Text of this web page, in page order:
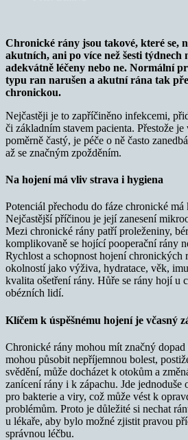
Chronické rány jsou takové, které se,
akutních, ani po více než šesti týdnech
adekvátně léčeny nebo ne. Normální
typu ran narušen a akutní rána tak
chronickou.
Nejčastěji je to zapříčiněno infekcemi,
či základním stavem pacienta. Přestože
poměrně častý, je péče o ně často
až se značným zpožděním.
Na hojení má vliv strava i hygiena
Potenciál přechodu do fáze chronické má
Nejčastější příčinou je její zanesení
Mezi chronické rány patří proleženiny,
komplikovaně se hojící pooperační rány
Rychlost a schopnost hojení chronických
okolností jako výživa, hydratace, věk,
kvalita ošetření rány. Hůře se rány hojí u
obézních lidí.
Klíčem k úspěšnému hojení je včasný
Chronické rány mohou mít značný
mohou působit nepříjemnou bolest,
svědění, může docházet k otokům a
zanícení rány i k zápachu. Jde jednoduše
pro bakterie a viry, což může vést k
problémům. Proto je důležité si nechat
u lékaře, aby bylo možné zjistit pravou
správnou léčbu.